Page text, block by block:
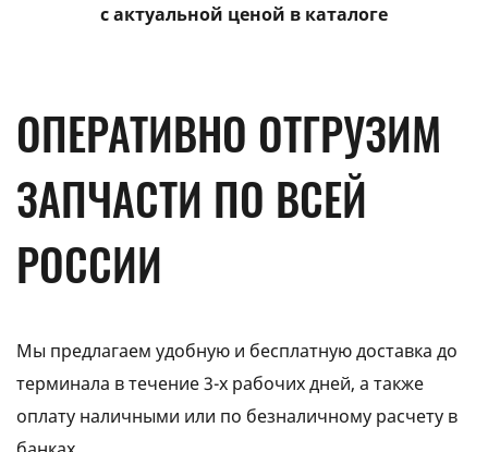
с актуальной ценой в каталоге
ОПЕРАТИВНО ОТГРУЗИМ
ЗАПЧАСТИ ПО ВСЕЙ
РОССИИ
Мы предлагаем удобную и бесплатную доставка до
терминала в течение 3-х рабочих дней, а также
оплату наличными или по безналичному расчету в